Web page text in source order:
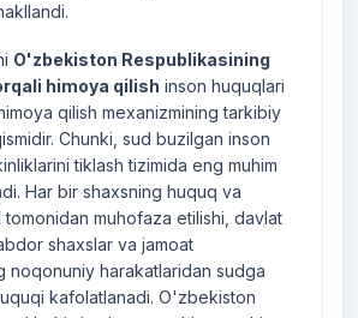
O'zbekiston Respublikasining
himoya qilish inson huquqlari
qilish mexanizmining tarkibiy
Chunki, sud buzilgan inson
tiklash tizimida eng muhim
Har bir shaxsning huquq va
muhofaza etilishi, davlat
shaxslar va jamoat
noqonuniy harakatlaridan sudga
kafolatlanadi. O'zbekiston